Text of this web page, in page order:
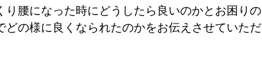
り腰になった時にどうしたら良いのかとお困りの
どの様に良くなられたのかをお伝えさせていただ